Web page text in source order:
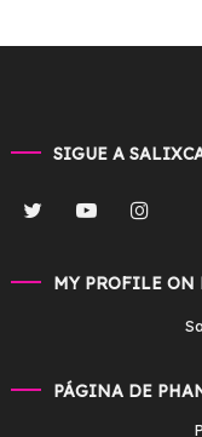
SIGUE A
MY PROFILE ON
PÁGINA DE